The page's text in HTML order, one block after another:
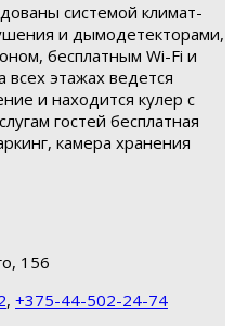
системой климат-
и дымодетекторами,
бесплатным Wi-Fi и
этажах ведется
и находится кулер с
гостей бесплатная
камера хранения
156
, +375-44-502-24-74